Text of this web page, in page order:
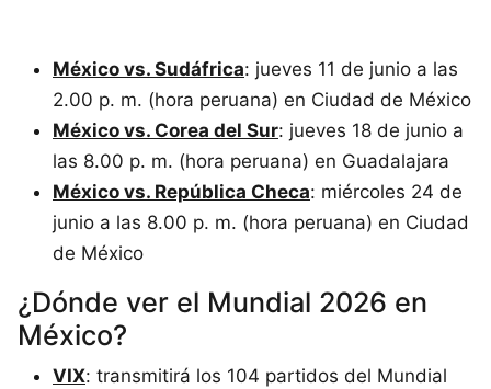
México vs. Sudáfrica: jueves 11 de junio a las
2.00 p. m. (hora peruana) en Ciudad de México
México vs. Corea del Sur: jueves 18 de junio a
las 8.00 p. m. (hora peruana) en Guadalajara
México vs. República Checa: miércoles 24 de
junio a las 8.00 p. m. (hora peruana) en Ciudad
de México
¿Dónde ver el Mundial 2026 en
México?
VIX: transmitirá los 104 partidos del Mundial